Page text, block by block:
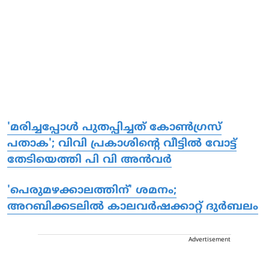
'മരിച്ചപ്പോള്‍ പുതപ്പിച്ചത് കോണ്‍ഗ്രസ്
പതാക'; വിവി പ്രകാശിന്റെ വീട്ടില്‍ വോട്ട്
തേടിയെത്തി പി വി അന്‍വര്‍
'പെരുമഴക്കാലത്തിന്' ശമനം;
അറബിക്കടലില്‍ കാലവര്‍ഷക്കാറ്റ് ദുര്‍ബലം
Advertisement